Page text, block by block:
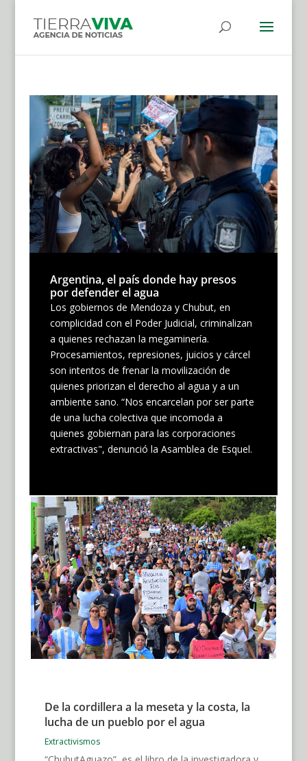
Argentina, el país donde hay presos
por defender el agua
Los gobiernos de Mendoza y Chubut, en
complicidad con el Poder Judicial, criminalizan
a quienes rechazan la megaminería.
Procesamientos, represiones, juicios y cárcel
son intentos de frenar la movilización de
quienes priorizan el derecho al agua y a un
ambiente sano. “Nos encarcelan por ser parte
de una lucha colectiva que incomoda a
quienes gobiernan para las corporaciones
extractivas", denunció la Asamblea de Esquel.
De la cordillera a la meseta y la costa, la
lucha de un pueblo por el agua
Extractivismos